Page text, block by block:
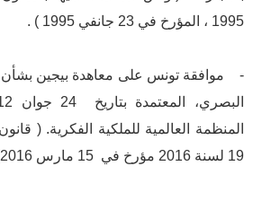
1995 ، المؤرخ في 23 جانفي 1995 ) .
- موافقة تونس ﻋﻠﻰ ﻣﻌﺎﻫﺪة ﺑﻴﺠﻴﻦ ﺑﺸﺄن
اﻟﻤﻨﻈﻤﺔ اﻟﻌﺎﻟﻤﻴﺔ ﻟﻠﻤﻠﻜﻴﺔ اﻟﻔﻜﺮﻳﺔ. (
19 ﻟﺴﻨﺔ 2016 ﻣﺆرخ ﻓﻲ 15 مارس 2016).